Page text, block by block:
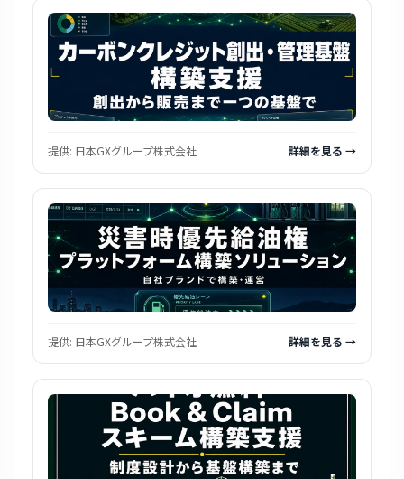
提供: 日本GXグループ株式会社 詳細を見る →
提供: 日本GXグループ株式会社 詳細を見る →